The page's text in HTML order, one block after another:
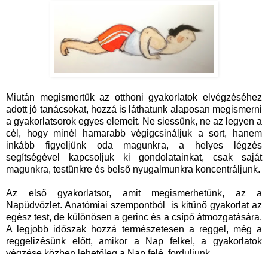
Miután megismertük az otthoni gyakorlatok elvégzéséhez
adott jó tanácsokat, hozzá is láthatunk alaposan megismerni
a gyakorlatsorok egyes elemeit. Ne siessünk, ne az legyen a
cél, hogy minél hamarabb végigcsináljuk a sort, hanem
inkább figyeljünk oda magunkra, a helyes légzés
segítségével kapcsoljuk ki gondolatainkat, csak saját
magunkra, testünkre és belső nyugalmunkra koncentráljunk.
Az első gyakorlatsor, amit megismerhetünk, az a
Napüdvözlet. Anatómiai szempontból is kitűnő gyakorlat az
egész test, de különösen a gerinc és a csípő átmozgatására.
A legjobb időszak hozzá természetesen a reggel, még a
reggelizésünk előtt, amikor a Nap felkel, a gyakorlatok